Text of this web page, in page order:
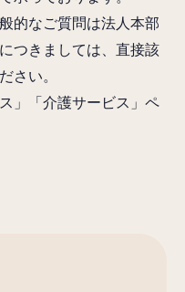
的なご質問は法人本部
つきましては、直接該
さい。
」「介護サービス」ペ